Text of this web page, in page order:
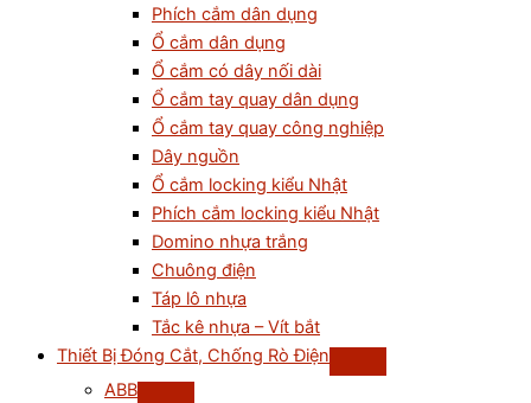
Phích cắm dân dụng
Ổ cắm dân dụng
Ổ cắm có dây nối dài
Ổ cắm tay quay dân dụng
Ổ cắm tay quay công nghiệp
Dây nguồn
Ổ cắm locking kiểu Nhật
Phích cắm locking kiểu Nhật
Domino nhựa trắng
Chuông điện
Táp lô nhựa
Tắc kê nhựa – Vít bắt
Thiết Bị Đóng Cắt, Chống Rò Điện
ABB